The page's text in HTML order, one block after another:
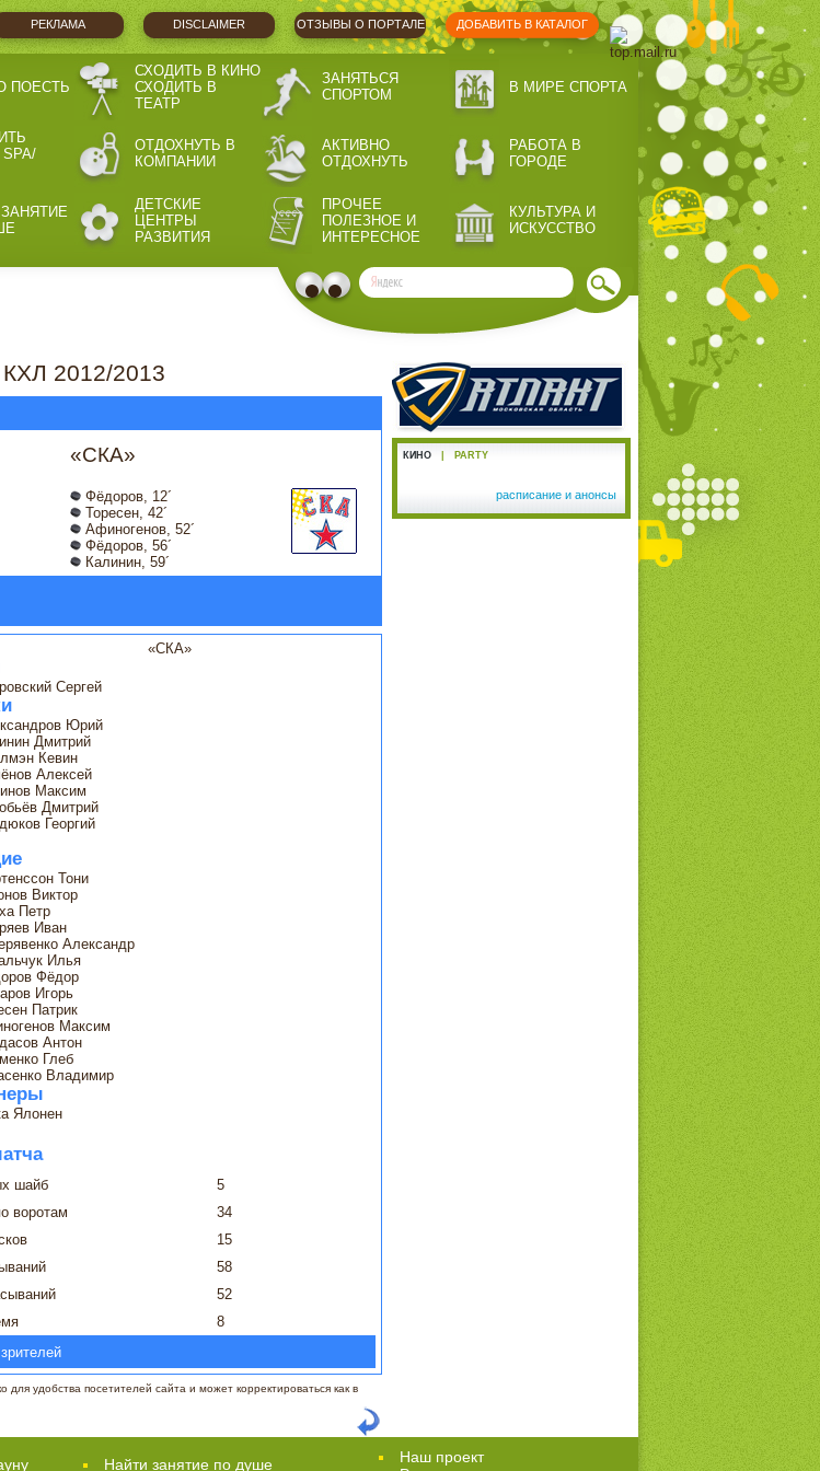
РЕКЛАМА DISCLAIMER ОТЗЫВЫ О ПОРТАЛЕ ДОБАВИТЬ В КАТАЛОГ
ПОЕСТЬ
СХОДИТЬ В КИНО
СХОДИТЬ В
ТЕАТР
ЗАНЯТЬСЯ
СПОРТОМ
В МИРЕ СПОРТА
ОТДОХНУТЬ В
КОМПАНИИ
АКТИВНО
ОТДОХНУТЬ
РАБОТА В
ГОРОДЕ
ДЕТСКИЕ
ЦЕНТРЫ
РАЗВИТИЯ
ПРОЧЕЕ
ПОЛЕЗНОЕ И
ИНТЕРЕСНОЕ
КУЛЬТУРА И
ИСКУССТВО
2012/2013
«СКА»
Фёдоров, 12´
Торесен, 42´
Афиногенов, 52´
Фёдоров, 56´
Калинин, 59´
«СКА»
Сергей
Юрий
Дмитрий
Кевин
Алексей
Максим
Дмитрий
Георгий
Тони
Виктор
Петр
Иван
Александр
Илья
Фёдор
Игорь
Патрик
Максим
Антон
Глеб
Владимир
Ялонен
шайб
5
воротам
34
15
58
52
8
удобства посетителей сайта и может корректироваться как в
КИНО PARTY
расписание и анонсы
Найти занятие по душе
Наш проект